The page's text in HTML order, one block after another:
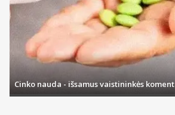
Cinko nauda - išsamus vaistininkės